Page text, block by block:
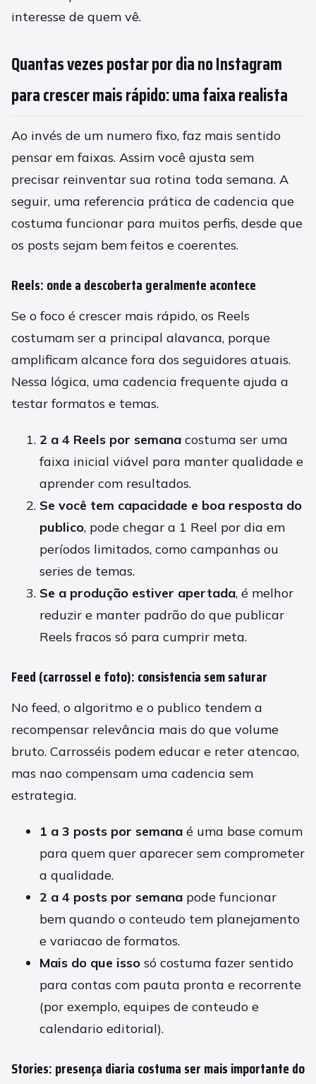
interesse de quem vê.
Quantas vezes postar por dia no Instagram
para crescer mais rápido: uma faixa realista
Ao invés de um numero fixo, faz mais sentido
pensar em faixas. Assim você ajusta sem
precisar reinventar sua rotina toda semana. A
seguir, uma referencia prática de cadencia que
costuma funcionar para muitos perfis, desde que
os posts sejam bem feitos e coerentes.
Reels: onde a descoberta geralmente acontece
Se o foco é crescer mais rápido, os Reels
costumam ser a principal alavanca, porque
amplificam alcance fora dos seguidores atuais.
Nessa lógica, uma cadencia frequente ajuda a
testar formatos e temas.
2 a 4 Reels por semana costuma ser uma
faixa inicial viável para manter qualidade e
aprender com resultados.
Se você tem capacidade e boa resposta do
publico, pode chegar a 1 Reel por dia em
períodos limitados, como campanhas ou
series de temas.
Se a produção estiver apertada, é melhor
reduzir e manter padrão do que publicar
Reels fracos só para cumprir meta.
Feed (carrossel e foto): consistencia sem saturar
No feed, o algoritmo e o publico tendem a
recompensar relevância mais do que volume
bruto. Carrosséis podem educar e reter atencao,
mas nao compensam uma cadencia sem
estrategia.
1 a 3 posts por semana é uma base comum
para quem quer aparecer sem comprometer
a qualidade.
2 a 4 posts por semana pode funcionar
bem quando o conteudo tem planejamento
e variacao de formatos.
Mais do que isso só costuma fazer sentido
para contas com pauta pronta e recorrente
(por exemplo, equipes de conteudo e
calendario editorial).
Stories: presença diaria costuma ser mais importante do